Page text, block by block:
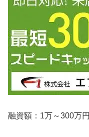
融資額：1万～300万円